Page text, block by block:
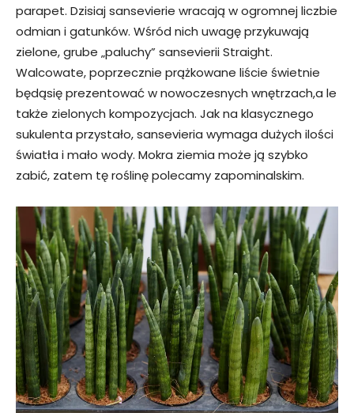
parapet. Dzisiaj sansevierie wracają w ogromnej liczbie
odmian i gatunków. Wśród nich uwagę przykuwają
zielone, grube „paluchy” sansevierii Straight.
Walcowate, poprzecznie prążkowane liście świetnie
będąsię prezentować w nowoczesnych wnętrzach,a le
także zielonych kompozycjach. Jak na klasycznego
sukulenta przystało, sansevieria wymaga dużych ilości
światła i mało wody. Mokra ziemia może ją szybko
zabić, zatem tę roślinę polecamy zapominalskim.